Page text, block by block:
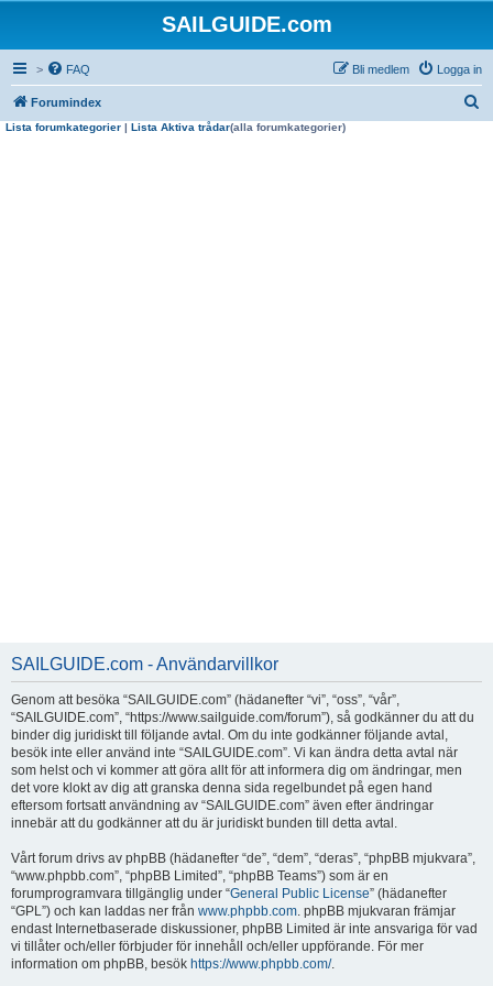
SAILGUIDE.com
> FAQ Logga in
Bli medlem
Forumindex
Lista forumkategorier | Lista Aktiva trådar(alla forumkategorier)
SAILGUIDE.com - Användarvillkor
Genom att besöka “SAILGUIDE.com” (hädanefter “vi”, “oss”, “vår”,
“SAILGUIDE.com”, “https://www.sailguide.com/forum”), så godkänner du att du
binder dig juridiskt till följande avtal. Om du inte godkänner följande avtal,
besök inte eller använd inte “SAILGUIDE.com”. Vi kan ändra detta avtal när
som helst och vi kommer att göra allt för att informera dig om ändringar, men
det vore klokt av dig att granska denna sida regelbundet på egen hand
eftersom fortsatt användning av “SAILGUIDE.com” även efter ändringar
innebär att du godkänner att du är juridiskt bunden till detta avtal.
Vårt forum drivs av phpBB (hädanefter “de”, “dem”, “deras”, “phpBB mjukvara”,
“www.phpbb.com”, “phpBB Limited”, “phpBB Teams”) som är en
forumprogramvara tillgänglig under “General Public License” (hädanefter
“GPL”) och kan laddas ner från www.phpbb.com. phpBB mjukvaran främjar
endast Internetbaserade diskussioner, phpBB Limited är inte ansvariga för vad
vi tillåter och/eller förbjuder för innehåll och/eller uppförande. För mer
information om phpBB, besök https://www.phpbb.com/.